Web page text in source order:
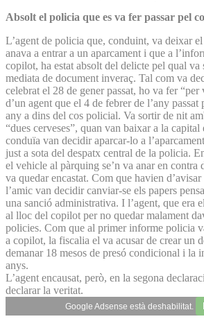
Absolt el policia que es va fer passar pel
L’agent de policia que, conduint, va deixar
anava a entrar a un aparcament i que a
copilot, ha estat absolt del delicte pel qual va
mediata de document inveraç. Tal com va
celebrat el 28 de gener passat, ho va fer “per
d’un agent que el 4 de febrer de l’any passat
any a dins del cos policial. Va sortir de nit
“dues cerveses”, quan van baixar a la
conduïa van decidir aparcar-lo a
just a sota del despatx central de la policia.
el vehicle al pàrquing se’n va anar en contra
va quedar encastat. Com que havien
l’amic van decidir canviar-se els papers
una sanció administrativa. I l’agent, que era
al lloc del copilot per no quedar malament
policies. Com que al primer informe policia
a copilot, la fiscalia el va acusar de crear un
demanar 18 mesos de presó condicional i la
anys.
L’agent encausat, però, en la segona
declarar la veritat.
Google Adsense està deshabilitat.